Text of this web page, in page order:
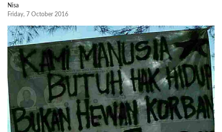
Nisa
Friday, 7 October 2016